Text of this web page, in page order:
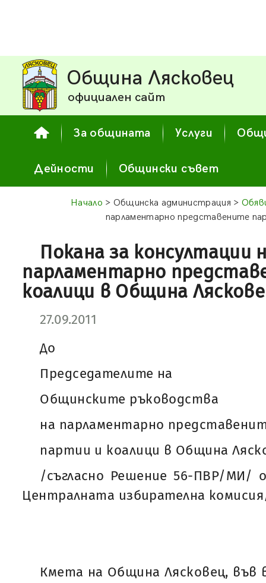
Община Лясковец
официален сайт
За общината Услуги
Дейности Общински съвет
Начало > Общинска администрация >
парламентарно представените
Покана за консултации
парламентарно
коалици в Община
27.09.2011
До
Председателите на
Общинските ръководства
на парламентарно
партии и коалици в Община
/съгласно Решение 56-ПВР/МИ/
Централната избирателна
Кмета на Община Лясковец, във